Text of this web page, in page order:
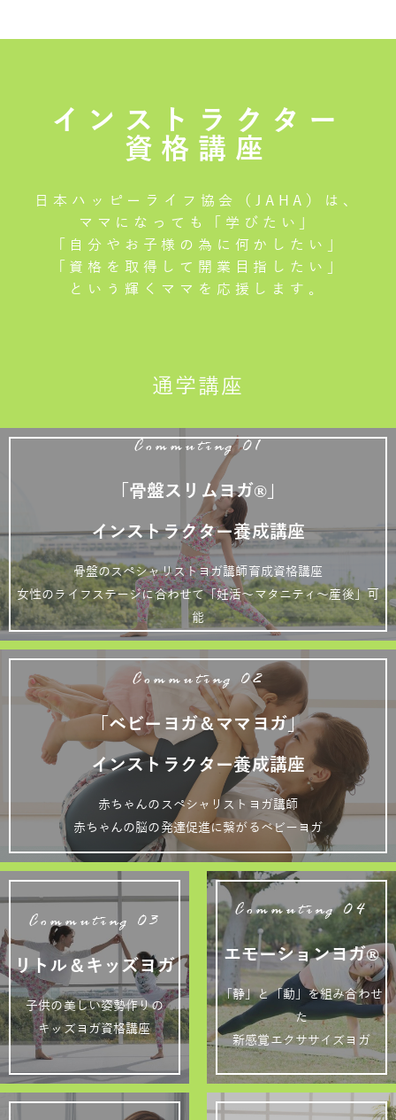
インストラクター
資格講座
日本ハッピーライフ協会（JAHA）は、
ママになっても「学びたい」
「自分やお子様の為に何かしたい」
「資格を取得して開業目指したい」
という輝くママを応援します。
通学講座
Commuting 01
「骨盤スリムヨガ®」
インストラクター養成講座
骨盤のスペシャリストヨガ講師育成資格講座
女性のライフステージに合わせて「妊活～マタニティ～産後」可
能
Commuting 02
「ベビーヨガ＆ママヨガ」
インストラクター養成講座
赤ちゃんのスペシャリストヨガ講師
赤ちゃんの脳の発達促進に繋がるベビーヨガ
Commuting 03
リトル＆キッズヨガ
子供の美しい姿勢作りの
キッズヨガ資格講座
Commuting 04
エモーションヨガ®
「静」と「動」を組み合わせ
た
新感覚エクササイズヨガ